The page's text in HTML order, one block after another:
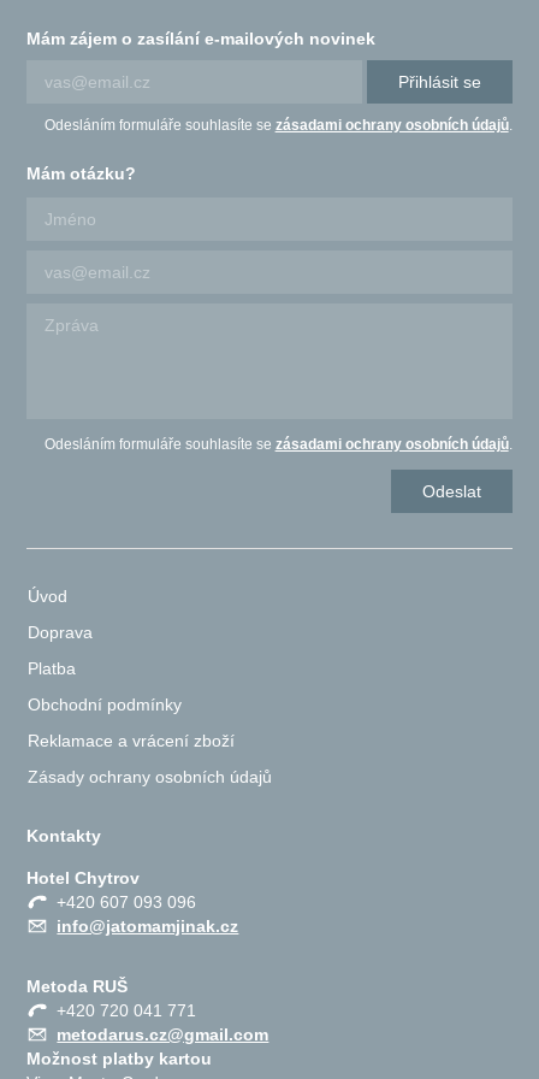
Mám zájem o zasílání e-mailových novinek
Přihlásit se
Odesláním formuláře souhlasíte se zásadami ochrany osobních údajů.
Mám otázku?
Odesláním formuláře souhlasíte se zásadami ochrany osobních údajů.
Úvod
Doprava
Platba
Obchodní podmínky
Reklamace a vrácení zboží
Zásady ochrany osobních údajů
Kontakty
Hotel Chytrov
+420 607 093 096
info@jatomamjinak.cz
Metoda RUŠ
+420 720 041 771
metodarus.cz@gmail.com
Možnost platby kartou